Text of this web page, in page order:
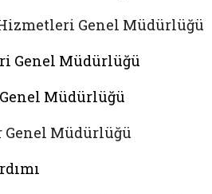
Genel Müdürlüğü
Genel Müdürlüğü
Müdürlüğü
Genel Müdürlüğü